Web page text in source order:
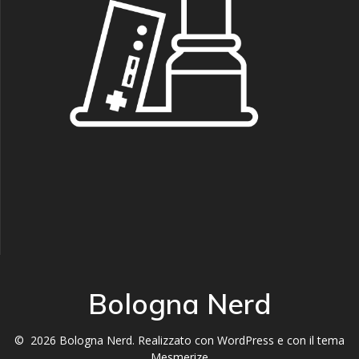
Bologna Nerd
© 2026 Bologna Nerd. Realizzato con WordPress e con il tema